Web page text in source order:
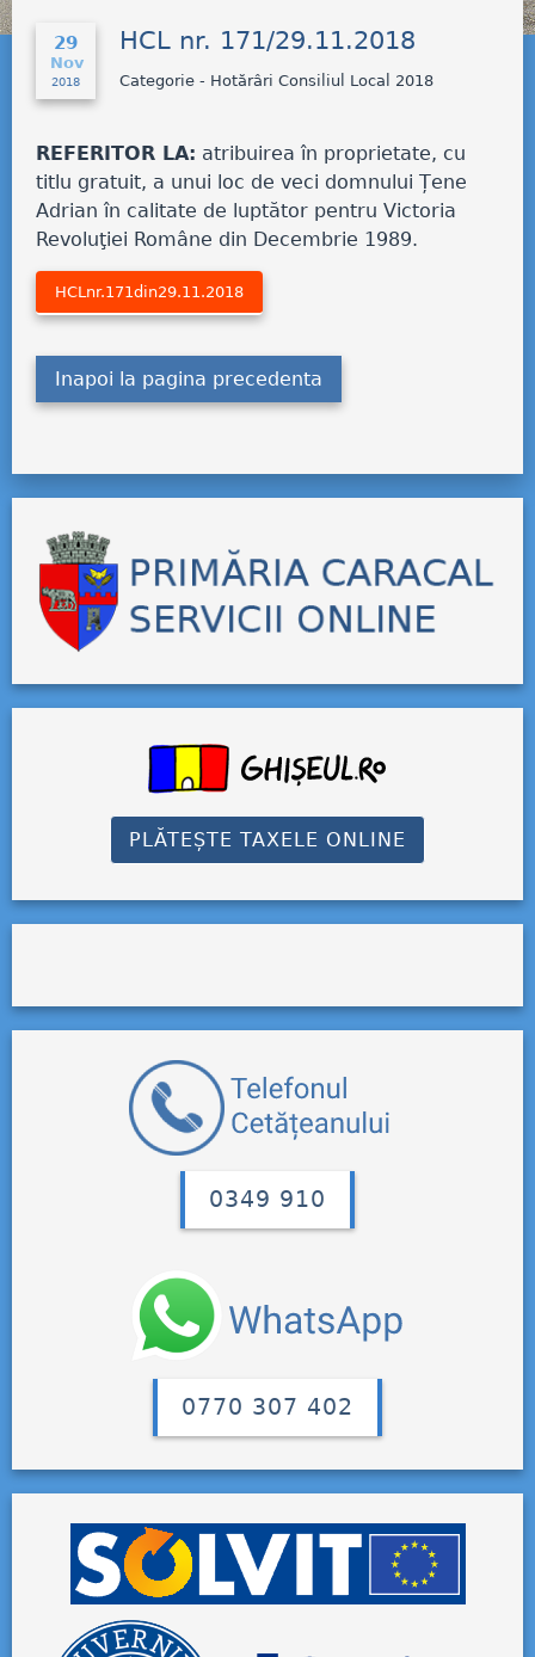
29
Nov
2018
HCL nr. 171/29.11.2018
Categorie - Hotărâri Consiliul Local 2018
REFERITOR LA: atribuirea în proprietate, cu
titlu gratuit, a unui loc de veci domnului Țene
Adrian în calitate de luptător pentru Victoria
Revoluţiei Române din Decembrie 1989.
HCLnr.171din29.11.2018
Inapoi la pagina precedenta
PLĂTEȘTE TAXELE ONLINE
0349 910
0770 307 402